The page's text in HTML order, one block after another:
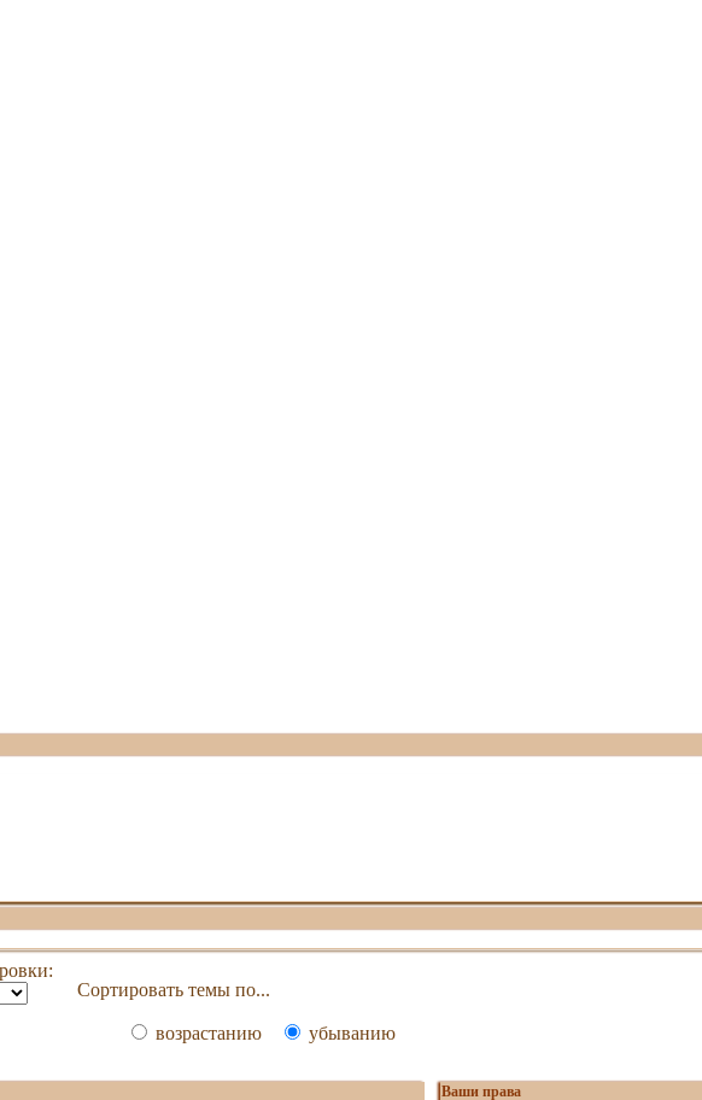
Сортировать темы по...
возрастанию убыванию
Ваши права